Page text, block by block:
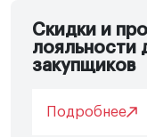
Скидки и
лояльности
закупщиков
Подробнее